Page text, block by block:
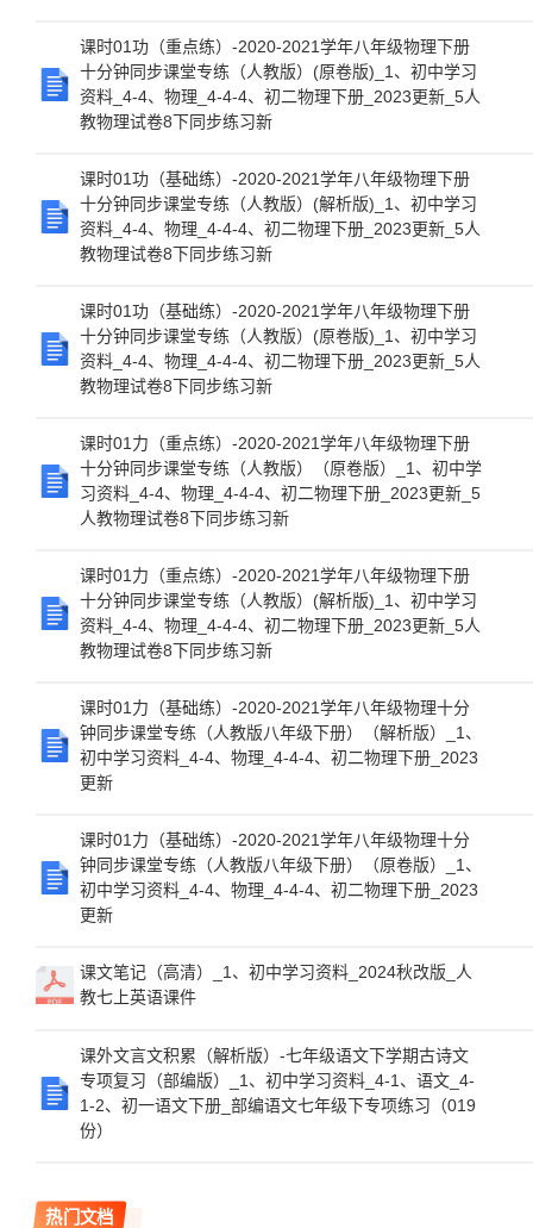
课时01功（重点练）-2020-2021学年八年级物理下册
十分钟同步课堂专练（人教版）(原卷版)_1、初中学习
资料_4-4、物理_4-4-4、初二物理下册_2023更新_5人
教物理试卷8下同步练习新
课时01功（基础练）-2020-2021学年八年级物理下册
十分钟同步课堂专练（人教版）(解析版)_1、初中学习
资料_4-4、物理_4-4-4、初二物理下册_2023更新_5人
教物理试卷8下同步练习新
课时01功（基础练）-2020-2021学年八年级物理下册
十分钟同步课堂专练（人教版）(原卷版)_1、初中学习
资料_4-4、物理_4-4-4、初二物理下册_2023更新_5人
教物理试卷8下同步练习新
课时01力（重点练）-2020-2021学年八年级物理下册
十分钟同步课堂专练（人教版）（原卷版）_1、初中学
习资料_4-4、物理_4-4-4、初二物理下册_2023更新_5
人教物理试卷8下同步练习新
课时01力（重点练）-2020-2021学年八年级物理下册
十分钟同步课堂专练（人教版）(解析版)_1、初中学习
资料_4-4、物理_4-4-4、初二物理下册_2023更新_5人
教物理试卷8下同步练习新
课时01力（基础练）-2020-2021学年八年级物理十分
钟同步课堂专练（人教版八年级下册）（解析版）_1、
初中学习资料_4-4、物理_4-4-4、初二物理下册_2023
更新
课时01力（基础练）-2020-2021学年八年级物理十分
钟同步课堂专练（人教版八年级下册）（原卷版）_1、
初中学习资料_4-4、物理_4-4-4、初二物理下册_2023
更新
课文笔记（高清）_1、初中学习资料_2024秋改版_人
教七上英语课件
课外文言文积累（解析版）-七年级语文下学期古诗文
专项复习（部编版）_1、初中学习资料_4-1、语文_4-
1-2、初一语文下册_部编语文七年级下专项练习（019
份）
热门文档